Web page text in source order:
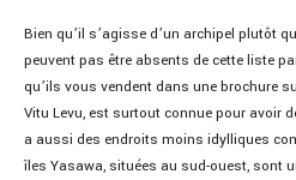
Bien qu’il s’agisse d’un archipel plutôt
peuvent pas être absents de cette liste
qu’ils vous vendent dans une brochure
Vitu Levu, est surtout connue pour avoir
a aussi des endroits moins idylliques
îles Yasawa, situées au sud-ouest, sont